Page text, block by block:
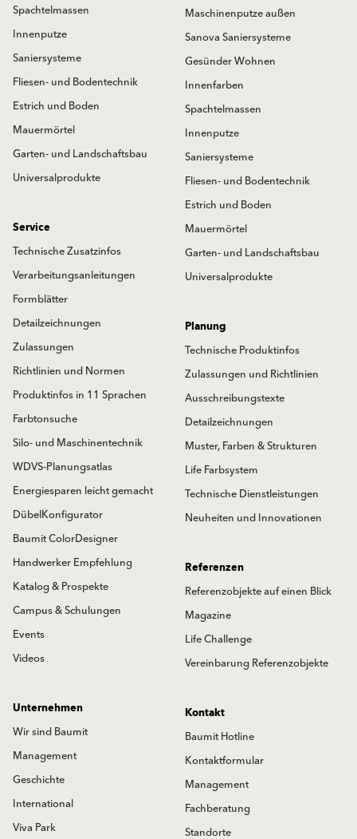
Spachtelmassen
Innenputze
Saniersysteme
Fliesen- und Bodentechnik
Estrich und Boden
Mauermörtel
Garten- und Landschaftsbau
Universalprodukte
Maschinenputze außen
Sanova Saniersysteme
Gesünder Wohnen
Innenfarben
Spachtelmassen
Innenputze
Saniersysteme
Fliesen- und Bodentechnik
Estrich und Boden
Mauermörtel
Garten- und Landschaftsbau
Universalprodukte
Service
Technische Zusatzinfos
Verarbeitungsanleitungen
Formblätter
Detailzeichnungen
Zulassungen
Richtlinien und Normen
Produktinfos in 11 Sprachen
Farbtonsuche
Silo- und Maschinentechnik
WDVS-Planungsatlas
Energiesparen leicht gemacht
DübelKonfigurator
Baumit ColorDesigner
Handwerker Empfehlung
Katalog & Prospekte
Campus & Schulungen
Events
Videos
Planung
Technische Produktinfos
Zulassungen und Richtlinien
Ausschreibungstexte
Detailzeichnungen
Muster, Farben & Strukturen
Life Farbsystem
Technische Dienstleistungen
Neuheiten und Innovationen
Referenzen
Referenzobjekte auf einen Blick
Magazine
Life Challenge
Vereinbarung Referenzobjekte
Unternehmen
Wir sind Baumit
Management
Geschichte
International
Viva Park
Kontakt
Baumit Hotline
Kontaktformular
Management
Fachberatung
Standorte